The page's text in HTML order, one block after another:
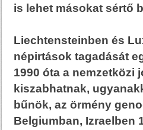
is lehet másokat sértő
Liechtensteinben és
népirtások tagadását
1990 óta a nemzetközi
kiszabhatnak,
bűnök, az örmény
Belgiumban, Izraelben